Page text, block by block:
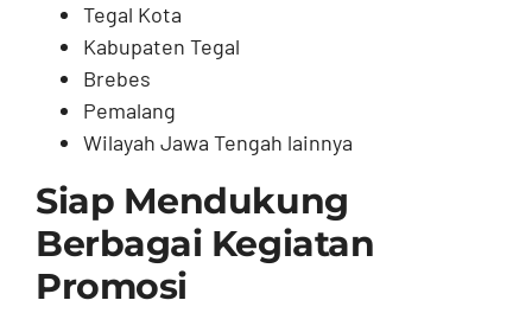
Tegal Kota
Kabupaten Tegal
Brebes
Pemalang
Wilayah Jawa Tengah lainnya
Siap Mendukung
Berbagai Kegiatan
Promosi